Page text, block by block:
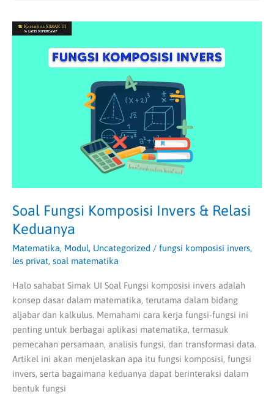
Soal Fungsi Komposisi Invers & Relasi
Keduanya
Matematika, Modul, Uncategorized / fungsi komposisi invers,
les privat, soal matematika
Halo sahabat Simak UI Soal Fungsi komposisi invers adalah
konsep dasar dalam matematika, terutama dalam bidang
aljabar dan kalkulus. Memahami cara kerja fungsi-fungsi ini
penting untuk berbagai aplikasi matematika, termasuk
pemecahan persamaan, analisis fungsi, dan transformasi data.
Artikel ini akan menjelaskan apa itu fungsi komposisi, fungsi
invers, serta bagaimana keduanya dapat berinteraksi dalam
bentuk fungsi
Soal